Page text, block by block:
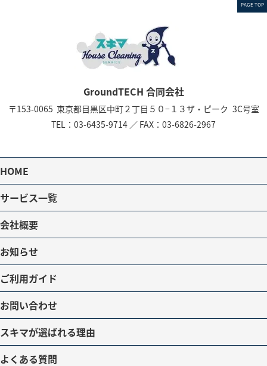
PAGE TOP
GroundTECH 合同会社
〒153-0065 東京都目黒区中町２丁目５０−１３ザ・ピーク 3C号室
TEL： 03-6435-9714 ／ FAX：03-6826-2967
HOME
サービス一覧
会社概要
お知らせ
ご利用ガイド
お問い合わせ
スキマが選ばれる理由
よくある質問